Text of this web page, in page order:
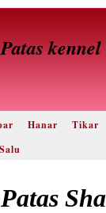
kennel
Hanar
Tikar